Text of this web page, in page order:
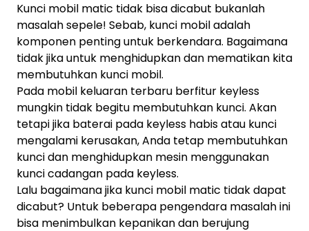
Kunci mobil matic tidak bisa dicabut bukanlah
masalah sepele! Sebab, kunci mobil adalah
komponen penting untuk berkendara. Bagaimana
tidak jika untuk menghidupkan dan mematikan kita
membutuhkan kunci mobil.
Pada mobil keluaran terbaru berfitur keyless
mungkin tidak begitu membutuhkan kunci. Akan
tetapi jika baterai pada keyless habis atau kunci
mengalami kerusakan, Anda tetap membutuhkan
kunci dan menghidupkan mesin menggunakan
kunci cadangan pada keyless.
Lalu bagaimana jika kunci mobil matic tidak dapat
dicabut? Untuk beberapa pengendara masalah ini
bisa menimbulkan kepanikan dan berujung